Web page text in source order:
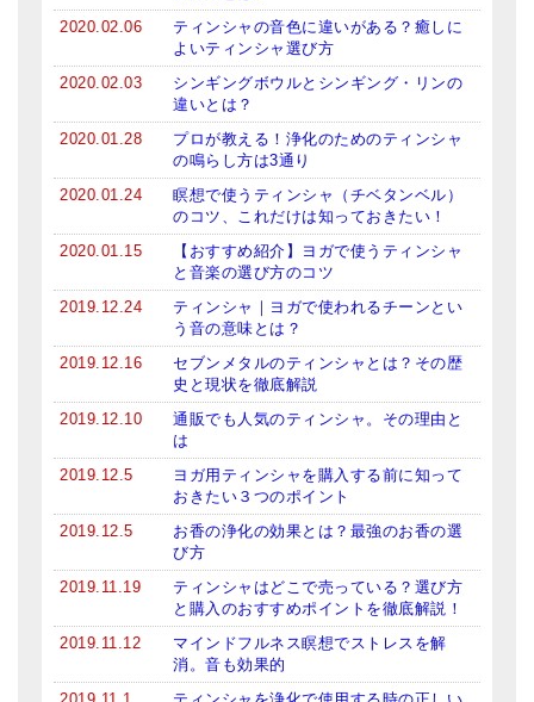
2020.02.06
ティンシャの音色に違いがある？癒しに
よいティンシャ選び方
2020.02.03
シンギングボウルとシンギング・リンの
違いとは？
2020.01.28
プロが教える！浄化のためのティンシャ
の鳴らし方は3通り
2020.01.24
瞑想で使うティンシャ（チベタンベル）
のコツ、これだけは知っておきたい！
2020.01.15
【おすすめ紹介】ヨガで使うティンシャ
と音楽の選び方のコツ
2019.12.24
ティンシャ｜ヨガで使われるチーンとい
う音の意味とは？
2019.12.16
セブンメタルのティンシャとは？その歴
史と現状を徹底解説
2019.12.10
通販でも人気のティンシャ。その理由と
は
2019.12.5
ヨガ用ティンシャを購入する前に知って
おきたい３つのポイント
2019.12.5
お香の浄化の効果とは？最強のお香の選
び方
2019.11.19
ティンシャはどこで売っている？選び方
と購入のおすすめポイントを徹底解説！
2019.11.12
マインドフルネス瞑想でストレスを解
消。音も効果的